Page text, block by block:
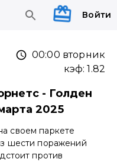
Войти
00:00 вторник
кэф:1.82
- Голден
2025
своем паркете
шести поражений
против